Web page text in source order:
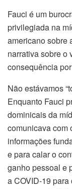
Fauci é um
privilegiada na
americano sobre
narrativa sobre o
consequência
Não estávamos
Enquanto Fauci
dominicais da
comunicava com
informações
e para calar o
ganho pessoal e
a COVID-19